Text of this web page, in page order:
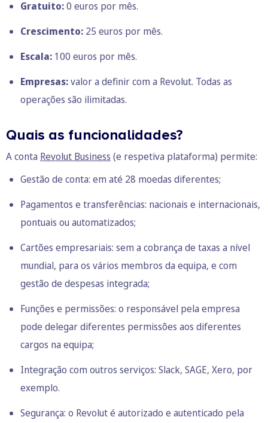
Gratuito:0 euros por mês.
Crescimento: 25 euros por mês.
Escala: 100 euros por mês.
Empresas:valor a definir com a Revolut. Todas as
operações são ilimitadas.
Quais as funcionalidades?
A conta Revolut Business (e respetiva plataforma) permite:
Gestão de conta: em até 28 moedas diferentes;
Pagamentos e transferências: nacionais e internacionais,
pontuais ou automatizados;
Cartões empresariais: sem a cobrança de taxas a nível
mundial, para os vários membros da equipa, e com
gestão de despesas integrada;
Funções e permissões: o responsável pela empresa
pode delegar diferentes permissões aos diferentes
cargos na equipa;
Integração com outros serviços: Slack, SAGE, Xero, por
exemplo.
Segurança: o Revolut é autorizado e autenticado pela